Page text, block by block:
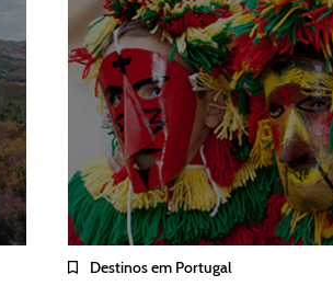
Destinos em Portugal